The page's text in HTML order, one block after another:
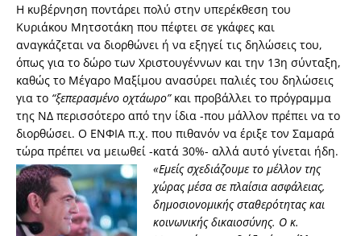
Η κυβέρνηση ποντάρει πολύ στην υπερέκθεση του
Κυριάκου Μητσοτάκη που πέφτει σε γκάφες και
αναγκάζεται να διορθώνει ή να εξηγεί τις δηλώσεις του,
όπως για το δώρο των Χριστουγέννων και την 13η σύνταξη,
καθώς το Μέγαρο Μαξίμου ανασύρει παλιές του δηλώσεις
για το “ξεπερασμένο οχτάωρο”και προβάλλει το πρόγραμμα
της ΝΔ περισσότερο από την ίδια -που μάλλον πρέπει να το
διορθώσει. Ο ΕΝΦΙΑ π.χ. που πιθανόν να έριξε τον Σαμαρά
τώρα πρέπει να μειωθεί -κατά 30%- αλλά αυτό γίνεται ήδη.
«Εμείς σχεδιάζουμε το μέλλον της
χώρας μέσα σε πλαίσια ασφάλειας,
δημοσιονομικής σταθερότητας και
κοινωνικής δικαιοσύνης. Ο κ.